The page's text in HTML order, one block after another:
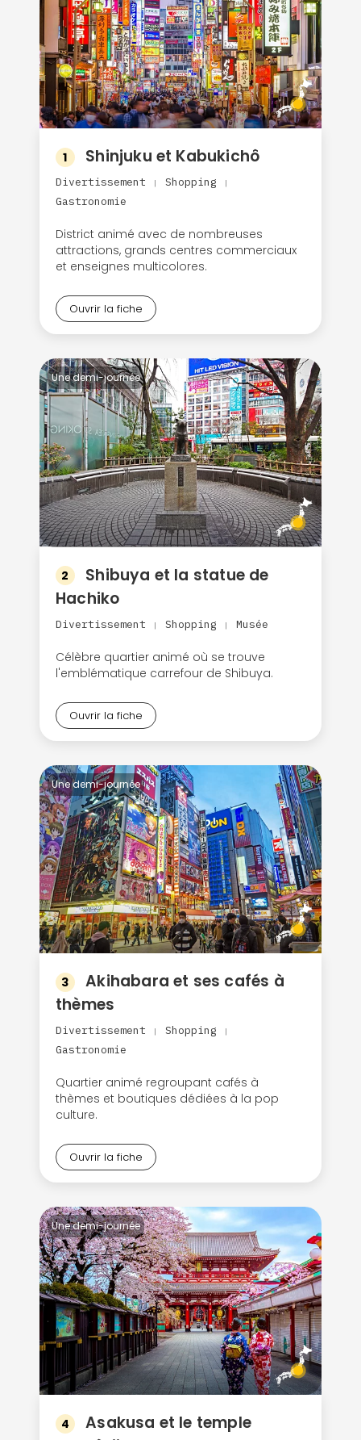
1 Shinjuku et Kabukichô
Divertissement | Shopping |
Gastronomie
District animé avec de nombreuses
attractions, grands centres commerciaux
et enseignes multicolores.
Ouvrir la fiche
Une demi-journée
2
Shibuya et la statue de
Hachiko
Divertissement | Shopping | Musée
Célèbre quartier animé où se trouve
l'emblématique carrefour de Shibuya.
Ouvrir la fiche
Une demi-journée
3
Akihabara et ses cafés à
thèmes
Divertissement | Shopping |
Gastronomie
Quartier animé regroupant cafés à
thèmes et boutiques dédiées à la pop
culture.
Ouvrir la fiche
Une demi-journée
4
Asakusa et le temple